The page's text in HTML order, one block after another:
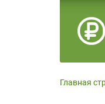
Главная